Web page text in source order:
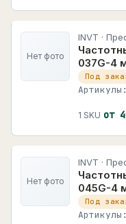
Нет фото
INVT ·
037G-4
Под
1 SKU от
Нет фото
INVT ·
045G-4
Под